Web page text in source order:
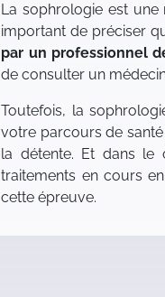
La sophrologie est
important de préciser
par un professionnel
de consulter un
Toutefois, la
votre parcours de
la détente. Et dans le
traitements en cours
cette épreuve.